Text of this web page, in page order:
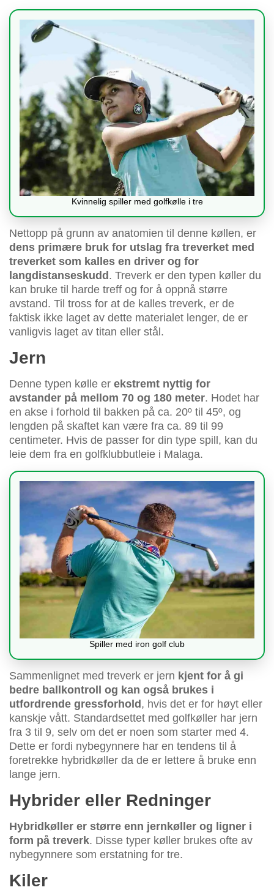
Kvinnelig spiller med golfkølle i tre
Nettopp på grunn av anatomien til denne køllen, er
dens primære bruk for utslag fra treverket med
treverket som kalles en driver og for
langdistanseskudd . Treverk er den typen køller du
kan bruke til harde treff og for å oppnå større
avstand. Til tross for at de kalles treverk, er de
faktisk ikke laget av dette materialet lenger, de er
vanligvis laget av titan eller stål.
Jern
Denne typen kølle er ekstremt nyttig for
avstander på mellom 70 og 180 meter. Hodet har
en akse i forhold til bakken på ca. 20º til 45º, og
lengden på skaftet kan være fra ca. 89 til 99
centimeter. Hvis de passer for din type spill, kan du
leie dem fra en golfklubbutleie i Malaga.
Spiller med iron golf club
Sammenlignet med treverk er jern kjent for å gi
bedre ballkontroll og kan også brukes i
utfordrende gressforhold, hvis det er for høyt eller
kanskje vått. Standardsettet med golfkøller har jern
fra 3 til 9, selv om det er noen som starter med 4.
Dette er fordi nybegynnere har en tendens til å
foretrekke hybridkøller da de er lettere å bruke enn
lange jern.
Hybrider eller Redninger
Hybridkøller er større enn jernkøller og ligner i
form på treverk. Disse typer køller brukes ofte av
nybegynnere som erstatning for tre.
Kiler